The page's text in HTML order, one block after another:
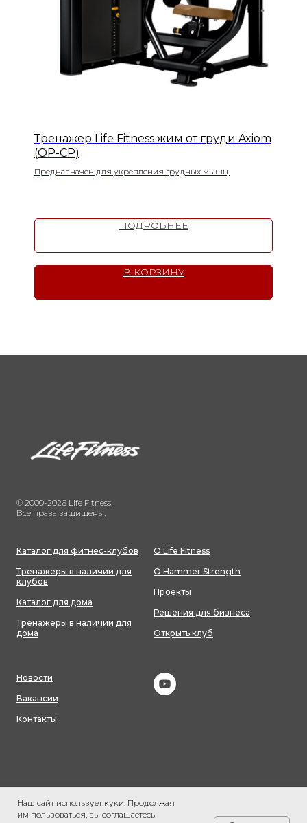
Тренажер Life Fitness жим от груди Axiom
(OP-CP)
Предназначен для укрепления грудных мышц.
ПОДРОБНЕЕ
В КОРЗИНУ
Наш сайт использует куки. Продолжая
им пользоваться, вы соглашаетесь
© 2000-2026 Life Fitness.
Все права защищены.
Каталог для фитнес-клубов
Тренажеры в наличии для
клубов
Каталог для дома
Тренажеры в наличии для
дома
О Life Fitness
О Hammer Strength
Проекты
Решения для бизнеса
Открыть клуб
Новости
Вакансии
Контакты